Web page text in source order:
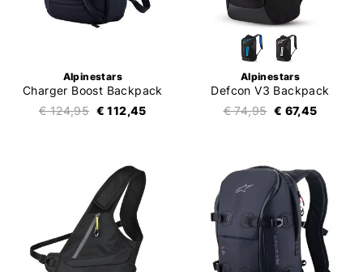
Alpinestars
Charger Boost Backpack
€ 124,95 € 112,45
Alpinestars
Defcon V3 Backpack
€ 74,95 € 67,45